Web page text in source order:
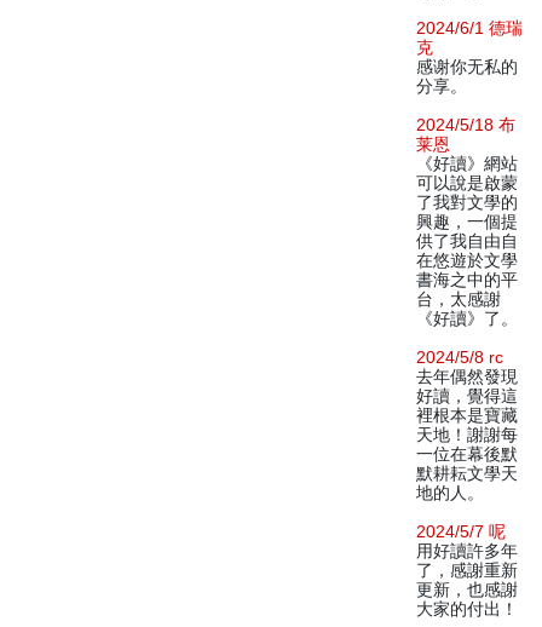
2024/6/1 德瑞
克
感谢你无私的
分享。
2024/5/18 布
莱恩
《好讀》網站
可以說是啟蒙
了我對文學的
興趣，一個提
供了我自由自
在悠遊於文學
書海之中的平
台，太感謝
《好讀》了。
2024/5/8 rc
去年偶然發現
好讀，覺得這
裡根本是寶藏
天地！謝謝每
一位在幕後默
默耕耘文學天
地的人。
2024/5/7 呢
用好讀許多年
了，感謝重新
更新，也感謝
大家的付出！